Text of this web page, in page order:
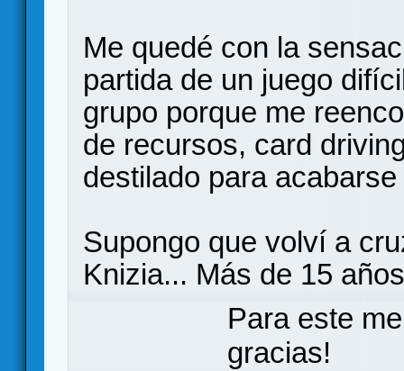
Me quedé con la
partida de un juego
grupo porque me
de recursos, card
destilado para
Supongo que volví a
Knizia... Más de 15
Para este
gracias!